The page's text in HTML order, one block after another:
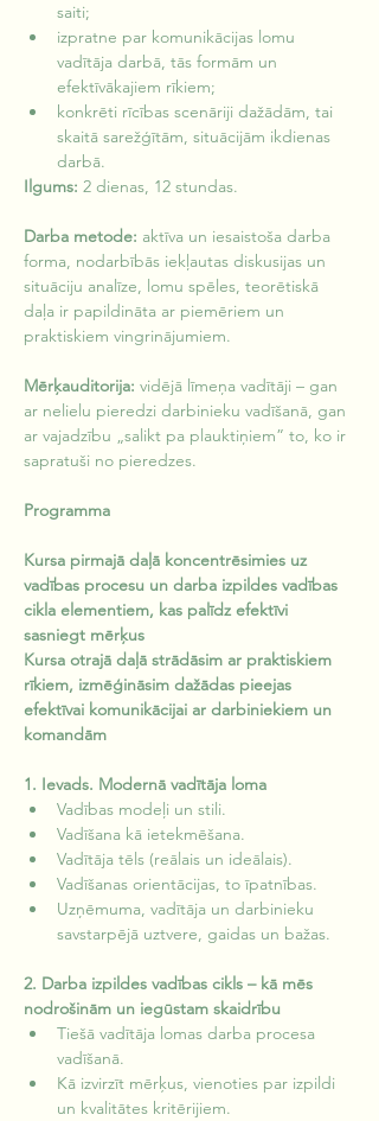
saiti;
izpratne par komunikācijas lomu
vadītāja darbā, tās formām un
efektīvākajiem rīkiem;
konkrēti rīcības scenāriji dažādām, tai
skaitā sarežģītām, situācijām ikdienas
darbā.
Ilgums: 2 dienas, 12 stundas.
Darba metode: aktīva un iesaistoša darba
forma, nodarbībās iekļautas diskusijas un
situāciju analīze, lomu spēles, teorētiskā
daļa ir papildināta ar piemēriem un
praktiskiem vingrinājumiem.
Mērķauditorija: vidējā līmeņa vadītāji – gan
ar nelielu pieredzi darbinieku vadīšanā, gan
ar vajadzību „salikt pa plauktiņiem” to, ko ir
sapratuši no pieredzes.
Programma
Kursa pirmajā daļā koncentrēsimies uz
vadības procesu un darba izpildes vadības
cikla elementiem, kas palīdz efektīvi
sasniegt mērķus
Kursa otrajā daļā strādāsim ar praktiskiem
rīkiem, izmēģināsim dažādas pieejas
efektīvai komunikācijai ar darbiniekiem un
komandām
1. Ievads. Modernā vadītāja loma
Vadības modeļi un stili.
Vadīšana kā ietekmēšana.
Vadītāja tēls (reālais un ideālais).
Vadīšanas orientācijas, to īpatnības.
Uzņēmuma, vadītāja un darbinieku
savstarpējā uztvere, gaidas un bažas.
2. Darba izpildes vadības cikls – kā mēs
nodrošinām un iegūstam skaidrību
Tiešā vadītāja lomas darba procesa
vadīšanā.
Kā izvirzīt mērķus, vienoties par izpildi
un kvalitātes kritērijiem.